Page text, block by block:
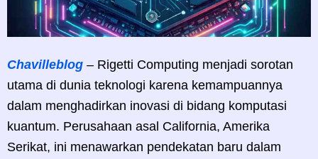
Chavilleblog – Rigetti Computing menjadi sorotan
utama di dunia teknologi karena kemampuannya
dalam menghadirkan inovasi di bidang komputasi
kuantum. Perusahaan asal California, Amerika
Serikat, ini menawarkan pendekatan baru dalam